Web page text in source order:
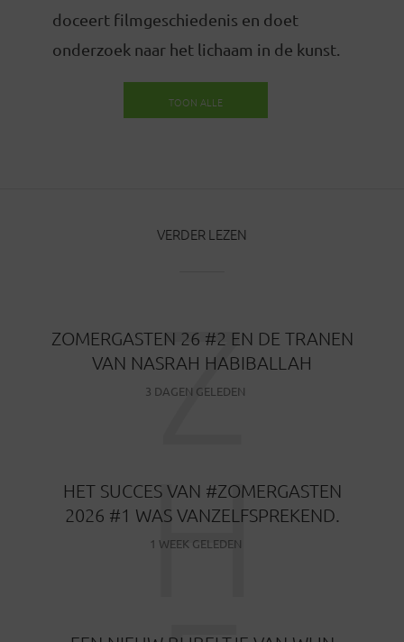
doceert filmgeschiedenis en doet
onderzoek naar het lichaam in de kunst.
TOON ALLE
VERDER LEZEN
ZOMERGASTEN 26 #2 EN DE TRANEN
VAN NASRAH HABIBALLAH
3 DAGEN GELEDEN
Z
HET SUCCES VAN #ZOMERGASTEN
2026 #1 WAS VANZELFSPREKEND.
1 WEEK GELEDEN
H